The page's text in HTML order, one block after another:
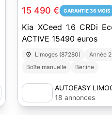
15 490 € GARANTIE 36 MOIS
Kia XCeed 1.6 CRDi
ACTIVE 15490 euros
Limoges (87280) Année
Boîte manuelle
Berline
AUTOEASY
18 annonces